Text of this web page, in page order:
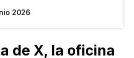
del martes,
2026
de X, la oficina